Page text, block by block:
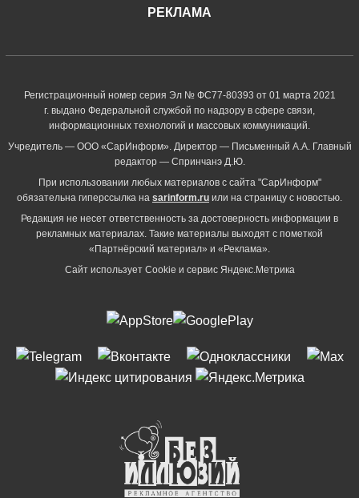
РЕКЛАМА
Регистрационный номер серия Эл № ФС77-80393 от 01 марта 2021
г. выдано Федеральной службой по надзору в сфере связи,
информационных технологий и массовых коммуникаций.
Учредитель — ООО «СарИнформ». Директор — Письменный А.А. Главный
редактор — Спринчанэ Д.Ю.
При использовании любых материалов с сайта "СарИнформ"
обязательна гиперссылка на sarinform.ru или на страницу с новостью.
Редакция не несет ответственность за достоверность информации в
рекламных материалах. Такие материалы выходят с пометкой
«Партнёрский материал» и «Реклама».
Сайт использует Cookie и сервиc Яндекс.Метрика